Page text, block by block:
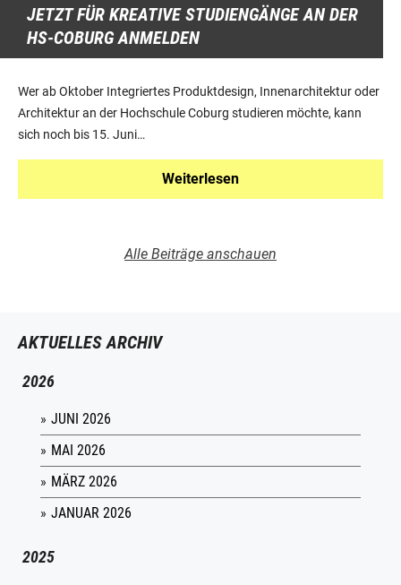
JETZT FÜR KREATIVE STUDIENGÄNGE AN DER
HS-COBURG ANMELDEN
Wer ab Oktober Integriertes Produktdesign, Innenarchitektur oder
Architektur an der Hochschule Coburg studieren möchte, kann
sich noch bis 15. Juni…
Weiterlesen
Alle Beiträge anschauen
AKTUELLES ARCHIV
2026
JUNI 2026
MAI 2026
MÄRZ 2026
JANUAR 2026
2025